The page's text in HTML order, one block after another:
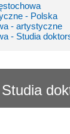
- Polska
- artystyczne
- Studia